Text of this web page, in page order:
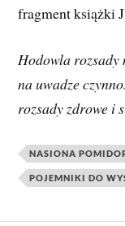
fragment książki
Hodowla rozsady
na uwadze
rozsady zdrowe i
NASIONA
POJEMNIKI DO